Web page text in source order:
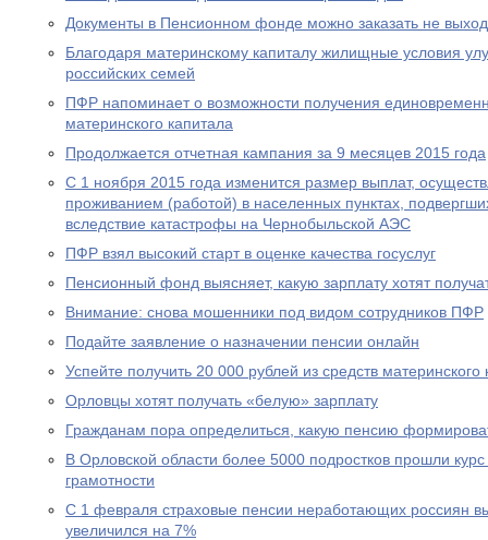
Документы в Пенсионном фонде можно заказать не
Благодаря материнскому капиталу жилищные условия
российских семей
ПФР напоминает о возможности получения
материнского капитала
Продолжается отчетная кампания за 9 месяцев 2015 года
С 1 ноября 2015 года изменится размер выплат,
проживанием (работой) в населенных пунктах,
вследствие катастрофы на Чернобыльской АЭС
ПФР взял высокий старт в оценке качества госуслуг
Пенсионный фонд выясняет, какую зарплату хотят
Внимание: снова мошенники под видом сотрудников ПФР
Подайте заявление о назначении пенсии онлайн
Успейте получить 20 000 рублей из средств материнского
Орловцы хотят получать «белую» зарплату
Гражданам пора определиться, какую пенсию
В Орловской области более 5000 подростков прошли
грамотности
С 1 февраля страховые пенсии неработающих россиян
увеличился на 7%